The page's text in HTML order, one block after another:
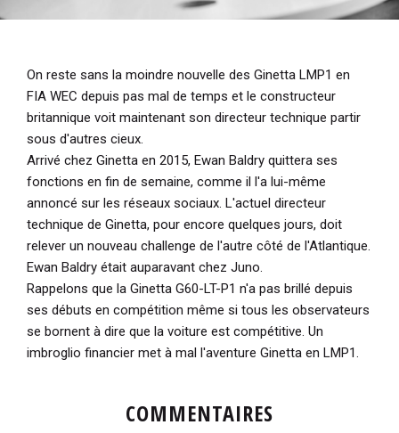
On reste sans la moindre nouvelle des Ginetta LMP1 en
FIA WEC depuis pas mal de temps et le constructeur
britannique voit maintenant son directeur technique partir
sous d'autres cieux.
Arrivé chez Ginetta en 2015, Ewan Baldry quittera ses
fonctions en fin de semaine, comme il l'a lui-même
annoncé sur les réseaux sociaux. L'actuel directeur
technique de Ginetta, pour encore quelques jours, doit
relever un nouveau challenge de l'autre côté de l'Atlantique.
Ewan Baldry était auparavant chez Juno.
Rappelons que la Ginetta G60-LT-P1 n'a pas brillé depuis
ses débuts en compétition même si tous les observateurs
se bornent à dire que la voiture est compétitive. Un
imbroglio financier met à mal l'aventure Ginetta en LMP1.
COMMENTAIRES